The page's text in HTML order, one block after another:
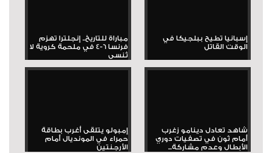
إسبانيا تطيح ببلجيكا في
الوقت القاتل
مباراة للتاريخ.. إنجلترا تهزم
فرنسا 6-4 في ملحمة كروية لا
تُنسى
شاهد تعادل دينامو زغرب
أمام ثون في تصفيات دوري
الأبطال وعدم مشاركة...
إمبولو يتلقى أغرب بطاقة
حمراء في المونديال أمام
الأرجنتين